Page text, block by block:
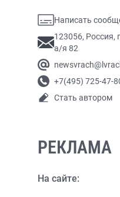
Написать
123056, Россия,
а/я 82
+7(495) 725-47-
Стать автором
РЕКЛАМА
На сайте: